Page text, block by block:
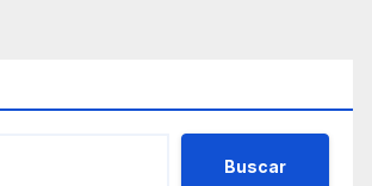
Buscar